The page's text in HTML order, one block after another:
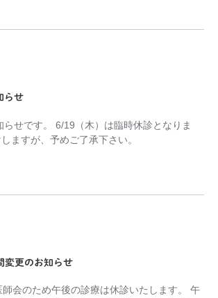
らせ
らせです。 6/19（木）は臨時休診となりま
ますが、予めご了承下さい。
変更のお知らせ
会のため午後の診療は休診いたします。 午